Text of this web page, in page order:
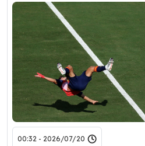
2026/07/20 - 00:32